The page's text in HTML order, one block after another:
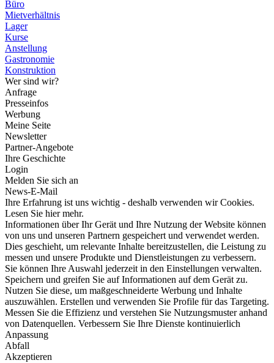
Büro
Mietverhältnis
Lager
Kurse
Anstellung
Gastronomie
Konstruktion
Wer sind wir?
Anfrage
Presseinfos
Werbung
Meine Seite
Newsletter
Partner-Angebote
Ihre Geschichte
Login
Melden Sie sich an
News-E-Mail
Ihre Erfahrung ist uns wichtig - deshalb verwenden wir Cookies.
Lesen Sie hier mehr.
Informationen über Ihr Gerät und Ihre Nutzung der Website können
von uns und unseren Partnern gespeichert und verwendet werden.
Dies geschieht, um relevante Inhalte bereitzustellen, die Leistung zu
messen und unsere Produkte und Dienstleistungen zu verbessern.
Sie können Ihre Auswahl jederzeit in den Einstellungen verwalten.
Speichern und greifen Sie auf Informationen auf dem Gerät zu.
Nutzen Sie diese, um maßgeschneiderte Werbung und Inhalte
auszuwählen. Erstellen und verwenden Sie Profile für das Targeting.
Messen Sie die Effizienz und verstehen Sie Nutzungsmuster anhand
von Datenquellen. Verbessern Sie Ihre Dienste kontinuierlich
Anpassung
Abfall
Akzeptieren